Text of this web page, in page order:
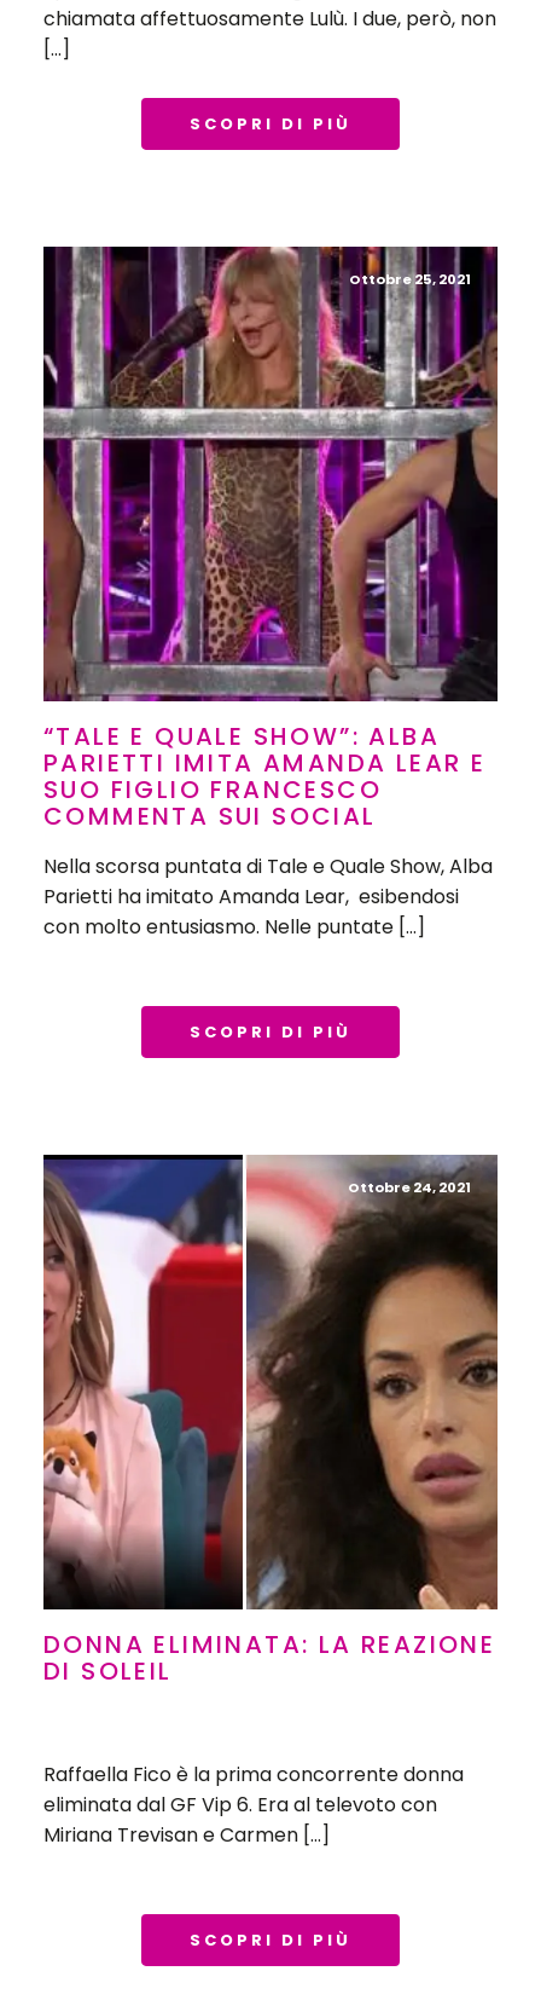
chiamata affettuosamente Lulù. I due, però, non
[…]
SCOPRI DI PIÙ
Ottobre 25, 2021
“TALE E QUALE SHOW”: ALBA
PARIETTI IMITA AMANDA LEAR E
SUO FIGLIO FRANCESCO
COMMENTA SUI SOCIAL
Nella scorsa puntata di Tale e Quale Show, Alba
Parietti ha imitato Amanda Lear, esibendosi
con molto entusiasmo. Nelle puntate […]
SCOPRI DI PIÙ
Ottobre 24, 2021
DONNA ELIMINATA: LA REAZIONE
DI SOLEIL
Raffaella Fico è la prima concorrente donna
eliminata dal GF Vip 6. Era al televoto con
Miriana Trevisan e Carmen […]
SCOPRI DI PIÙ